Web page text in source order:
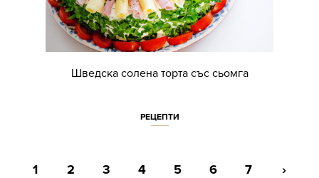
Шведска солена торта със сьомга
РЕЦЕПТИ
1 2 3 4 5 6 7 ›